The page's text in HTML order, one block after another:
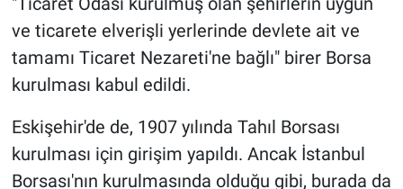
ve ticarete elverişli yerlerinde devlete ait ve
tamamı Ticaret Nezareti'ne bağlı" birer Borsa
kurulması kabul edildi.
Eskişehir'de de, 1907 yılında Tahıl Borsası
kurulması için girişim yapıldı. Ancak İstanbul
Borsası'nın kurulmasında olduğu gibi, burada da